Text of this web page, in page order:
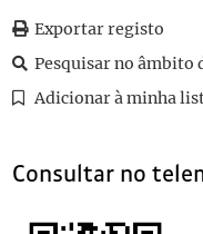
0022 Sem título
0023 Sem título
0024
Sem título
Exportar registo
Pesquisar no âmbito
Adicionar à minha
Consultar no